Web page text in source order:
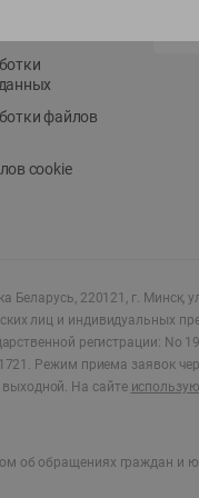
файлов
cookie
Беларусь, 220121, г. Минск,
лиц и индивидуальных
регистрации: No
Режим приема заявок
выходной. На сайте
об обращениях граждан и